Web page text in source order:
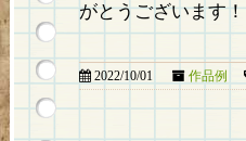
がとうございます！
2022/10/01 作品例